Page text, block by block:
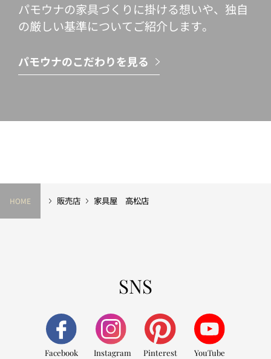
パモウナの家具づくりに掛ける想いや、独自
の厳しい基準についてご紹介します。
パモウナのこだわりを見る
HOME 販売店 家具屋 高松店
SNS
Facebook Instagram Pinterest YouTube